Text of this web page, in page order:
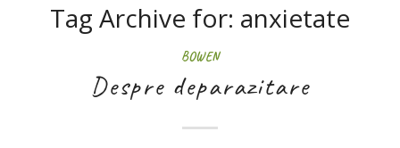
Tag Archive for: anxietate
BOWEN
Despre deparazitare